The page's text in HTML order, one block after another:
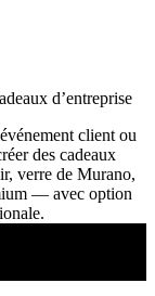
client ou
des cadeaux
verre de Murano,
— avec option